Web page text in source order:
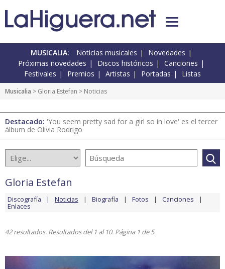
MUSICALIA: Noticias musicales
Novedades
Próximas novedades
Discos históricos
Canciones
Festivales
Premios Artistas Portadas Listas
Musicalia > Gloria Estefan > Noticias
Destacado: 'You seem pretty sad for a girl so in love' es el tercer
álbum de Olivia Rodrigo
Gloria Estefan
Discografía Noticias Biografía Fotos Canciones
Enlaces
42 resultados. Resultados del 1 al 10. Página 1 de 5